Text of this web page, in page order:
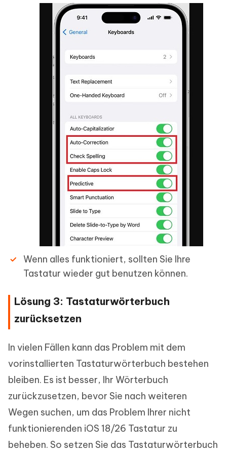
Wenn alles funktioniert, sollten Sie Ihre
Tastatur wieder gut benutzen können.
Lösung 3: Tastaturwörterbuch
zurücksetzen
In vielen Fällen kann das Problem mit dem
vorinstallierten Tastaturwörterbuch bestehen
bleiben. Es ist besser, Ihr Wörterbuch
zurückzusetzen, bevor Sie nach weiteren
Wegen suchen, um das Problem Ihrer nicht
funktionierenden iOS 18/26 Tastatur zu
beheben. So setzen Sie das Tastaturwörterbuch